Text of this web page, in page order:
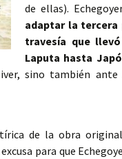
de ellas).
adaptar la tercera
travesía que
Laputa hasta
sino también
de la obra
para que